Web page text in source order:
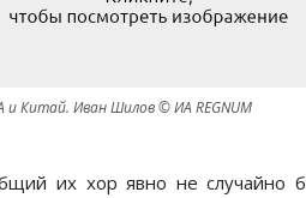
и Китай. Иван Шилов © ИА REGNUM
их хор явно не случайно